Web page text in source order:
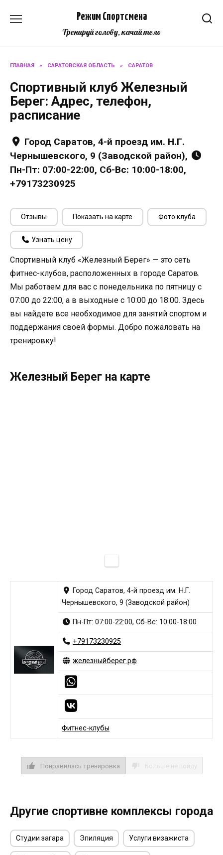
Режим Спортсмена
Тренируй голову, качай тело
ГЛАВНАЯ » САРАТОВСКАЯ ОБЛАСТЬ » САРАТОВ
Спортивный клуб Железный
Берег: Адрес, телефон,
расписание
Город Саратов, 4-й проезд им. Н.Г.
Чернышевского, 9 (Заводской район),
Пн-Пт: 07:00-22:00, Сб-Вс: 10:00-18:00,
+79173230925
Отзывы Показать на карте Фото клуба
Узнать цену
Спортивный клуб «Железный Берег» — это сеть
фитнес-клубов, расположенных в городе Саратов.
Мы работаем для вас с понедельника по пятницу с
07:00 до 22:00, а в выходные с 10:00 до 18:00. Здесь
вы найдете все необходимое для занятий спортом и
поддержания своей формы. Добро пожаловать на
тренировку!
Железный Берег на карте
Город Саратов, 4-й проезд им. Н.Г.
Чернышевского, 9 (Заводской район)
Пн-Пт: 07:00-22:00, Сб-Вс: 10:00-18:00
+79173230925
железныйберег.рф
Фитнес-клубы
Понравилась тренировка
Другие спортивне комплексы города
Студии загара Эпиляция Услуги визажиста